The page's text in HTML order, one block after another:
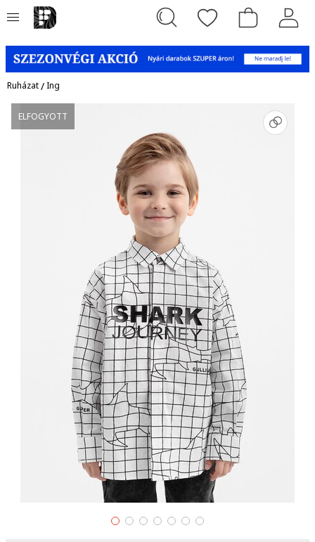
Ruházat/Ing
ELFOGYOTT